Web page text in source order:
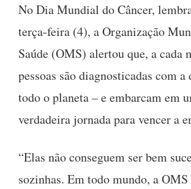
No Dia Mundial do Câncer,
terça-feira (4), a Organização
Saúde (OMS) alertou que, a cada
pessoas são diagnosticadas com a
todo o planeta – e embarcam em
verdadeira jornada para vencer a
“Elas não conseguem ser bem
sozinhas. Em todo mundo, a